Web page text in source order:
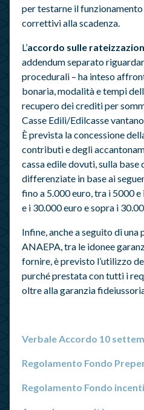
per testarne il
correttivi alla scadenza.
L’accordo sulle
addendum separato
procedurali – ha inteso
bonaria, modalità e tempi
recupero dei crediti per
Casse Edili/Edilcasse
È prevista la concessione
contributi e degli
cassa edile dovuti, sulla
differenziate in base ai
fino a 5.000 euro, tra i 5000
e i 30.000 euro e sopra i
Infine, anche a seguito di
ANAEPA, tra le idonee
fornire, è previsto l’utilizzo
purché prestata con tutti i
oltre alla garanzia
Verbale Accordo 10
Regolamento Fondo
Regolamento Fondo